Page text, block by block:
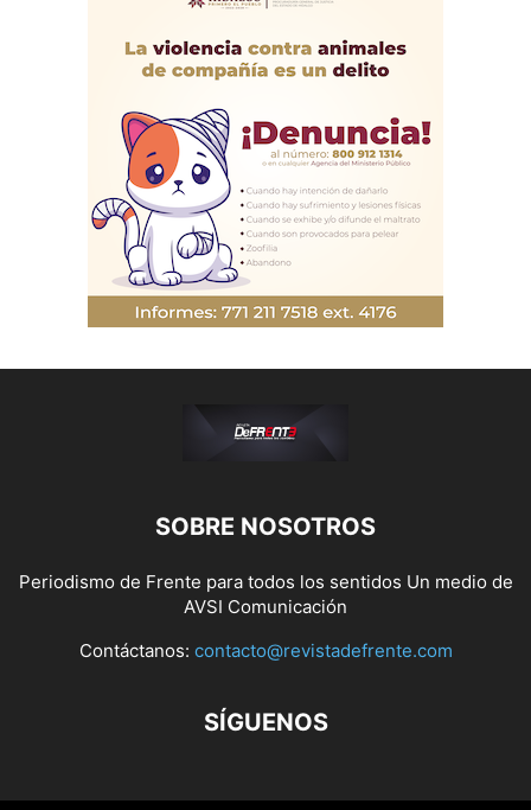
SOBRE NOSOTROS
Periodismo de Frente para todos los sentidos Un medio de
AVSI Comunicación
Contáctanos: contacto@revistadefrente.com
SÍGUENOS